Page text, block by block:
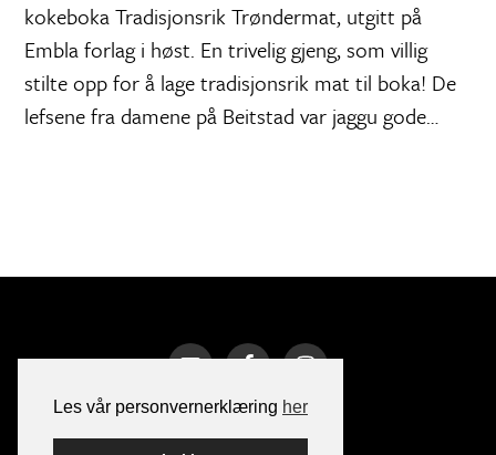
Les vår personvernerklæring her
kokeboka Tradisjonsrik Trøndermat, utgitt på
Embla forlag i høst. En trivelig gjeng, som villig
stilte opp for å lage tradisjonsrik mat til boka! De
lefsene fra damene på Beitstad var jaggu gode…